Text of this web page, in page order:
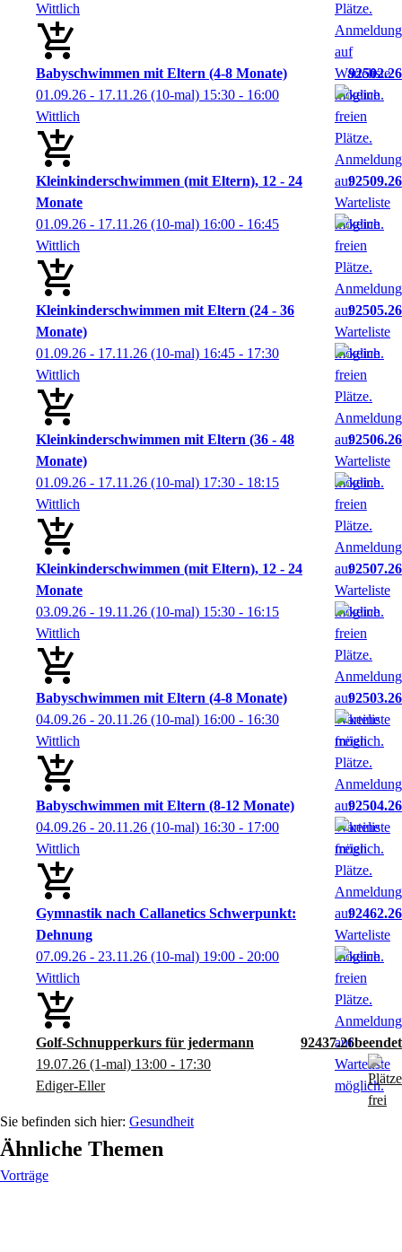
Golf-Schnupperkurs für jedermann
92437.26
19.07.26 (1-mal) 13:00 - 17:30
Ediger-Eller
Wittlich
Babyschwimmen mit Eltern (4-8 Monate)
92502.26
01.09.26 - 17.11.26 (10-mal) 15:30 - 16:00
Wittlich
Kleinkinderschwimmen (mit Eltern), 12 - 24
Monate
92509.26
01.09.26 - 17.11.26 (10-mal) 16:00 - 16:45
Wittlich
Kleinkinderschwimmen mit Eltern (24 - 36
Monate)
92505.26
01.09.26 - 17.11.26 (10-mal) 16:45 - 17:30
Wittlich
Kleinkinderschwimmen mit Eltern (36 - 48
Monate)
92506.26
01.09.26 - 17.11.26 (10-mal) 17:30 - 18:15
Wittlich
Kleinkinderschwimmen (mit Eltern), 12 - 24
Monate
92507.26
03.09.26 - 19.11.26 (10-mal) 15:30 - 16:15
Wittlich
Babyschwimmen mit Eltern (4-8 Monate)
92503.26
04.09.26 - 20.11.26 (10-mal) 16:00 - 16:30
Wittlich
Babyschwimmen mit Eltern (8-12 Monate)
92504.26
04.09.26 - 20.11.26 (10-mal) 16:30 - 17:00
Wittlich
Gymnastik nach Callanetics Schwerpunkt:
Dehnung
92462.26
07.09.26 - 23.11.26 (10-mal) 19:00 - 20:00
Wittlich
Gesundheit
Ähnliche Themen
Vorträge